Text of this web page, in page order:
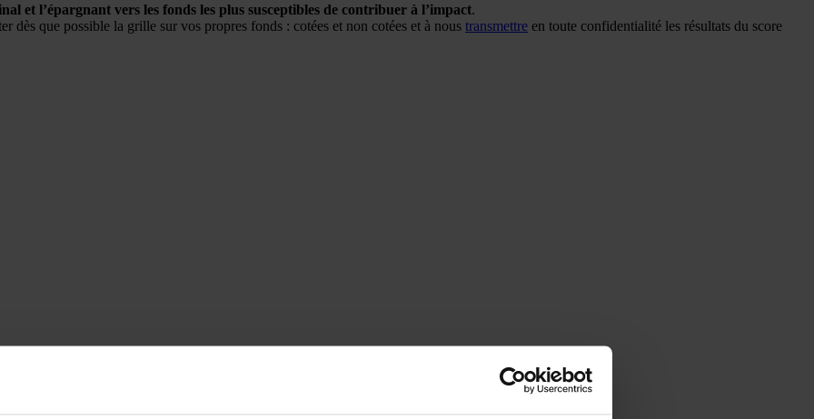
et l’épargnant vers les fonds les plus susceptibles de contribuer à l’impact.
dès que possible la grille sur vos propres fonds : cotées et non cotées et à nous transmettre en toute confidentialité les résultats du score